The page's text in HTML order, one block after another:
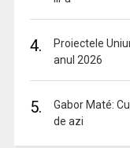
4.
Proiectele
anul 2026
5.
Gabor Maté:
de azi